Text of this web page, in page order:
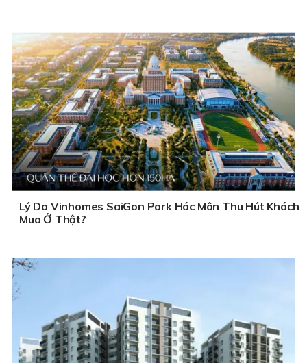
Lý Do Vinhomes SaiGon Park Hóc Môn Thu Hút Khách
Mua Ở Thật?